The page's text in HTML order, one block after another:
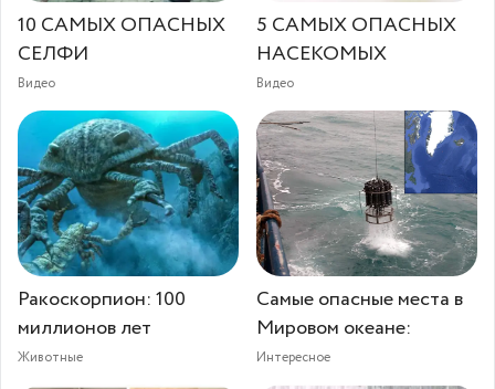
10 САМЫХ ОПАСНЫХ
СЕЛФИ
Видео
5 САМЫХ ОПАСНЫХ
НАСЕКОМЫХ
Видео
Ракоскорпион: 100
миллионов лет
Животные
Самые опасные места в
Мировом океане:
Интересное